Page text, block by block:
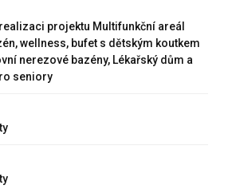
projektu Multifunkční areál
wellness, bufet s dětským koutkem
nerezové bazény, Lékařský dům a
seniory